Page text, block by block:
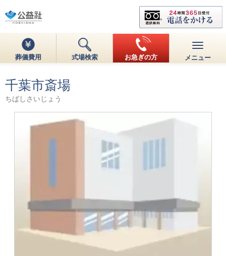
葬儀費用 式場検索 お急ぎの方 メニュー
千葉市斎場
ちばしさいじょう